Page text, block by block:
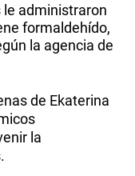
le administraron
formaldehído,
la agencia de
de Ekaterina
la